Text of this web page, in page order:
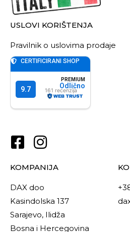
USLOVI KORIŠTENJA
Pravilnik o uslovima prodaje
KOMPANIJA
DAX doo
Kasindolska 137
Sarajevo, Ilidža
Bosna i Hercegovina